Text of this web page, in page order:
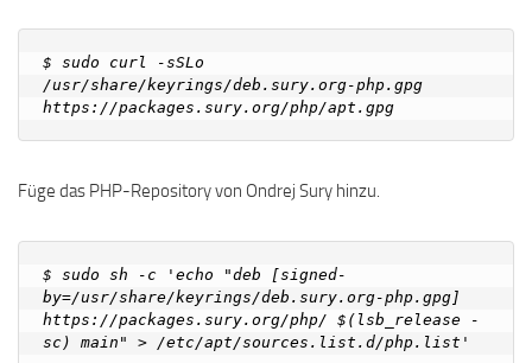
$ sudo curl -sSLo
/usr/share/keyrings/deb.sury.org-php.gpg
Füge das PHP-Repository von Ondrej Sury hinzu.
$ sudo sh -c 'echo "deb [signed-
by=/usr/share/keyrings/deb.sury.org-php.gpg]
https://packages.sury.org/php/ $(lsb_release -